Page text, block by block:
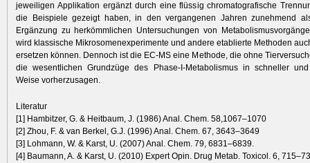
jeweiligen Applikation ergänzt durch eine flüssig chromatografische
die Beispiele gezeigt haben, in den vergangenen Jahren zunehmend
Ergänzung zu herkömmlichen Untersuchungen von
wird klassische Mikrosomenexperimente und andere etablierte Methoden
ersetzen können. Dennoch ist die EC-MS eine Methode, die ohne
die wesentlichen Grundzüge des Phase-I-Metabolismus in schneller
Weise vorherzusagen.
Literatur
[1] Hambitzer, G. & Heitbaum, J. (1986) Anal. Chem. 58,1067–1070
[2] Zhou, F. & van Berkel, G.J. (1996) Anal. Chem. 67, 3643–3649
[3] Lohmann, W. & Karst, U. (2007) Anal. Chem. 79, 6831–6839.
[4] Baumann, A. & Karst, U. (2010) Expert Opin. Drug Metab. Toxicol. 6,